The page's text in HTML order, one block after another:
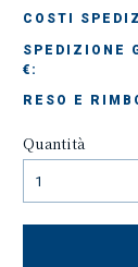
COSTI
SPEDIZIONE
€:
RESO E
Quantità